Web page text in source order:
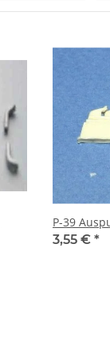
P-39
3,55 € *